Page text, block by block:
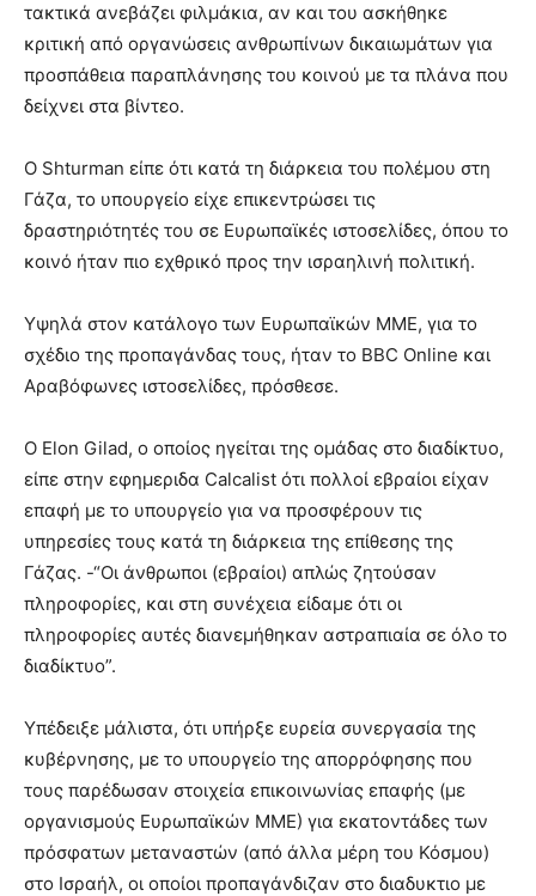
τακτικά ανεβάζει φιλμάκια, αν και του ασκήθηκε
κριτική από οργανώσεις ανθρωπίνων δικαιωμάτων για
προσπάθεια παραπλάνησης του κοινού με τα πλάνα που
δείχνει στα βίντεο.
Ο Shturman είπε ότι κατά τη διάρκεια του πολέμου στη
Γάζα, το υπουργείο είχε επικεντρώσει τις
δραστηριότητές του σε Ευρωπαϊκές ιστοσελίδες, όπου το
κοινό ήταν πιο εχθρικό προς την ισραηλινή πολιτική.
Υψηλά στον κατάλογο των Ευρωπαϊκών ΜΜΕ, για το
σχέδιο της προπαγάνδας τους, ήταν το BBC Online και
Αραβόφωνες ιστοσελίδες, πρόσθεσε.
Ο Elon Gilad, ο οποίος ηγείται της ομάδας στο διαδίκτυο,
είπε στην εφημεριδα Calcalist ότι πολλοί εβραίοι είχαν
επαφή με το υπουργείο για να προσφέρουν τις
υπηρεσίες τους κατά τη διάρκεια της επίθεσης της
Γάζας. -“Οι άνθρωποι (εβραίοι) απλώς ζητούσαν
πληροφορίες, και στη συνέχεια είδαμε ότι οι
πληροφορίες αυτές διανεμήθηκαν αστραπιαία σε όλο το
διαδίκτυο”.
Υπέδειξε μάλιστα, ότι υπήρξε ευρεία συνεργασία της
κυβέρνησης, με το υπουργείο της απορρόφησης που
τους παρέδωσαν στοιχεία επικοινωνίας επαφής (με
οργανισμούς Ευρωπαϊκών ΜΜΕ) για εκατοντάδες των
πρόσφατων μεταναστών (από άλλα μέρη του Κόσμου)
στο Ισραήλ, οι οποίοι προπαγάνδιζαν στο διαδυκτιο με